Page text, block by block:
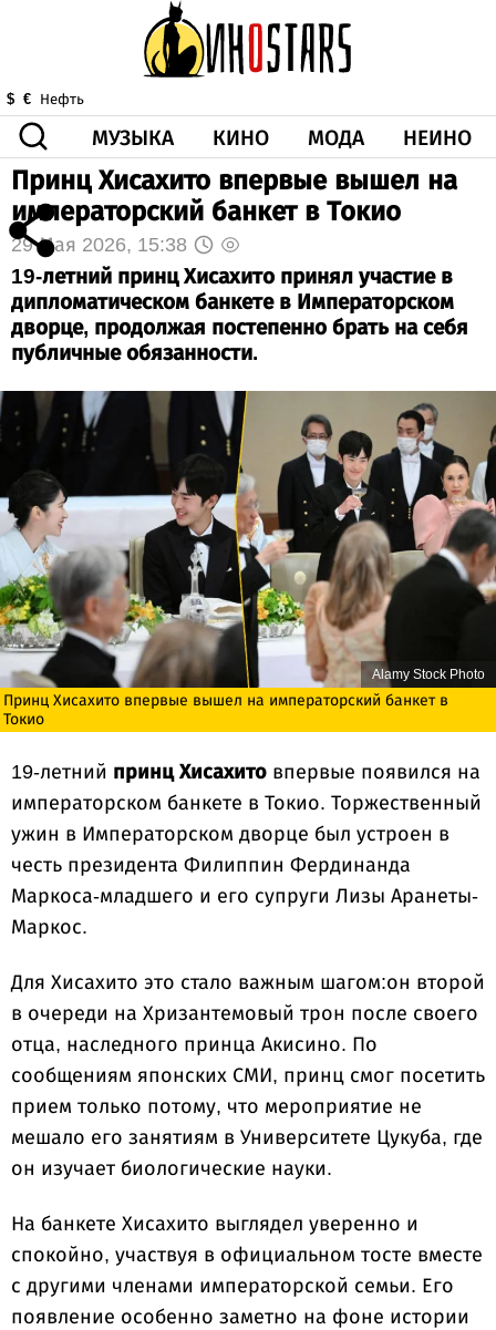
$ € Нефть
МУЗЫКА КИНО МОДА НЕИНО
ЗДОРОВЬЕ КОРОНА ИСКУССТВО
ДРУГОЕ
ВИДЕО
ГОРОСКОП О НАС
Принц Хисахито впервые вышел на
императорский банкет в Токио
29 Мая 2026, 15:38
19-летний принц Хисахито принял участие в
дипломатическом банкете в Императорском
дворце, продолжая постепенно брать на себя
публичные обязанности.
Alamy Stock Photo
Принц Хисахито впервые вышел на императорский банкет в
Токио
19-летний принц Хисахито впервые появился на
императорском банкете в Токио. Торжественный
ужин в Императорском дворце был устроен в
честь президента Филиппин Фердинанда
Маркоса-младшего и его супруги Лизы Аранеты-
Маркос.
Для Хисахито это стало важным шагом:он второй
в очереди на Хризантемовый трон после своего
отца, наследного принца Акисино. По
сообщениям японских СМИ, принц смог посетить
прием только потому, что мероприятие не
мешало его занятиям в Университете Цукуба, где
он изучает биологические науки.
На банкете Хисахито выглядел уверенно и
спокойно, участвуя в официальном тосте вместе
с другими членами императорской семьи. Его
появление особенно заметно на фоне истории